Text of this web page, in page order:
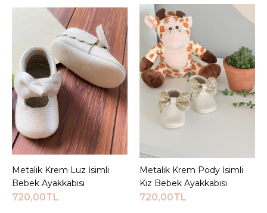
Ayakkabısı
750,00TL
Sepete Ekle
KARŞILAŞTIRMA LISTESINE EKLE
Kırmızı Babet İsimli Kız
Bebek Ayakkabısı
Sepete Ekle
Metalik Krem Luz İsimli
Bebek Ayakkabısı
720,00TL
Sepete Ekle
Metalik Krem Pody İsimli
Kız Bebek Ayakkabısı
720,00TL